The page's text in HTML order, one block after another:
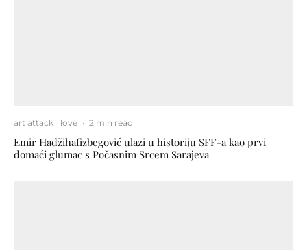
art attack love · 2 min read
Emir Hadžihafizbegović ulazi u historiju SFF-a kao prvi
domaći glumac s Počasnim Srcem Sarajeva